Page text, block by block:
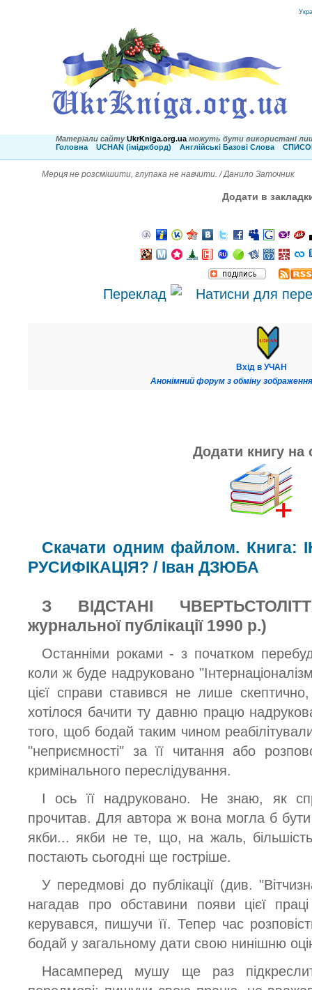
Матеріали сайту UkrKniga.org.ua можуть бути використані
Головна
UCHAN (іміджборд) Англійські Базові Слова
Мерця не розсмішити, глупака не навчити. / Данило Заточник
Додати в
Переклад
Вхід в УЧАН
Анонімний форум з обміну
Додати книгу на
Скачати одним файлом. Книга:
РУСИФІКАЦІЯ? / Іван ДЗЮБА
З ВІДСТАНІ
журнальної публікації 1990 р.)
Останніми роками - з початком
коли ж буде надруковано
цієї справи ставився не лише
хотілося бачити ту давню працю
того, щоб бодай таким чином
"неприємності" за її читання або
кримінального переслідування.
І ось її надруковано. Не знаю, як
прочитав. Для автора ж вона могла б
якби... якби не те, що, на жаль,
постають сьогодні ще гостріше.
У передмові до публікації (див.
нагадав про обставини появи цієї
керувався, пишучи її. Тепер час
бодай у загальному дати свою нинішню
Насамперед мушу ще раз